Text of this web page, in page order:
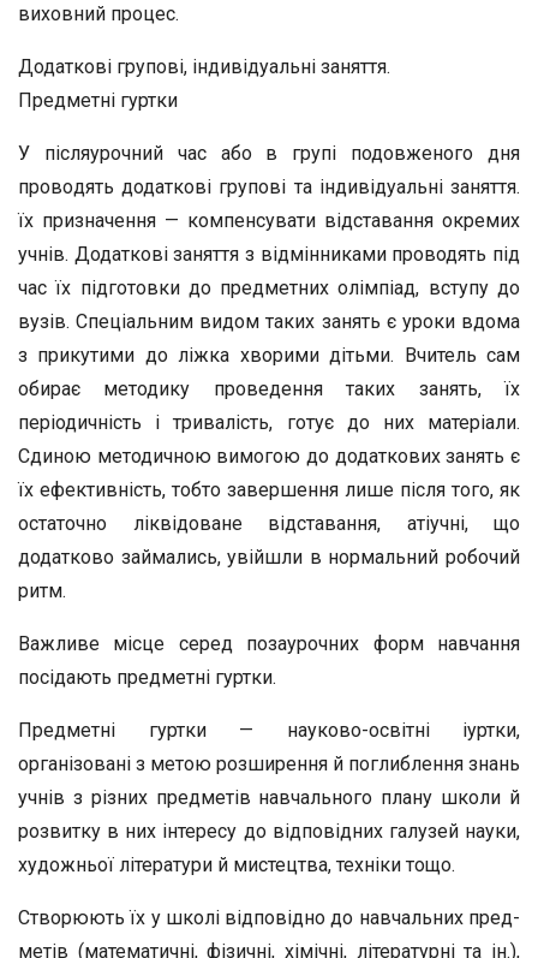
виховний процес.
Додаткові групові, індивідуальні заняття.
Предметні гуртки
У післяурочний час або в групі подовженого дня
прово­дять додаткові групові та індивідуальні заняття.
їх призна­чення — компенсувати відставання окремих
учнів. Додат­кові заняття з відмінниками проводять під
час їх підготов­ки до предметних олімпіад, вступу до
вузів. Спеціальним видом таких занять є уроки вдома
з прикутими до ліжка хво­рими дітьми. Вчитель сам
обирає методику проведення та­ких занять, їх
періодичність і тривалість, готує до них ма­теріали.
Сдиною методичною вимогою до додаткових занять є
їх ефективність, тобто завершення лише після того, як
ос­таточно ліквідоване відставання, атіучні, що
додатково за­ймались, увійшли в нормальний робочий
ритм.
Важливе місце серед позаурочних форм навчання
посі­дають предметні гуртки.
Предметні гуртки — науково-освітні іуртки,
організовані з метою розширення й поглиблення знань
учнів з різних предметів навчаль­ного плану школи й
розвитку в них інтересу до відповідних галузей науки,
художньої літератури й мистецтва, техніки тощо.
Створюють їх у школі відповідно до навчальних пред­
метів (математичні, фізичні, хімічні, літературні та ін.),